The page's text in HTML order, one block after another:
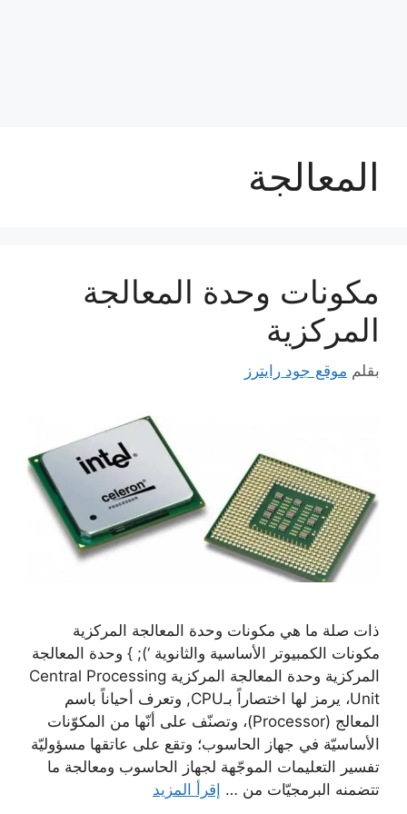
المعالجة
مكونات وحدة المعالجة
المركزية
بقلم موقع جود رايترز
ذات صلة ما هي مكونات وحدة المعالجة المركزية
مكونات الكمبيوتر الأساسية والثانوية ‘); } وحدة المعالجة
المركزية وحدة المعالجة المركزية Central Processing
Unit، يرمز لها اختصاراً بـCPU, وتعرف أحياناً باسم
المعالج (Processor)، وتصنّف على أنّها من المكوّنات
الأساسيّة في جهاز الحاسوب؛ وتقع على عاتقها مسؤوليّة
تفسير التعليمات الموجّهة لجهاز الحاسوب ومعالجة ما
تتضمنه البرمجيّات من … إقرأ المزيد